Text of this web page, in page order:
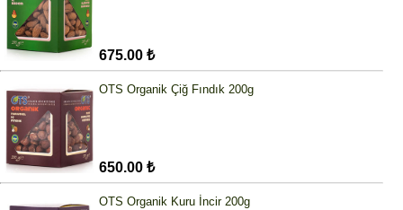
675.00 ₺
OTS Organik Çiğ Fındık 200g
650.00 ₺
OTS Organik Kuru İncir 200g